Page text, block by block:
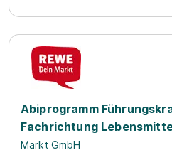
Abiprogramm
Fachrichtung
Markt GmbH